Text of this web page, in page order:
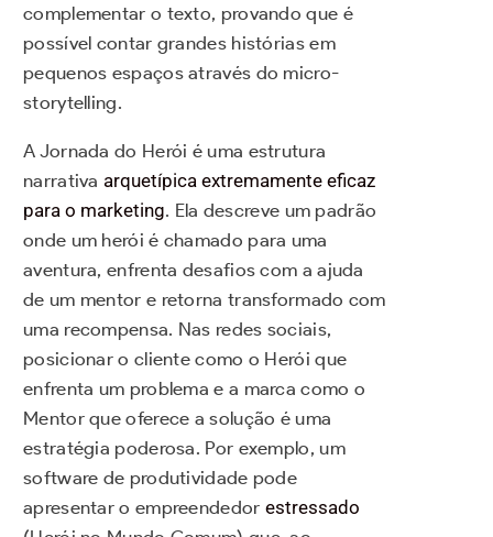
complementar o texto, provando que é
possível contar grandes histórias em
pequenos espaços através do micro-
storytelling.
A Jornada do Herói é uma estrutura
narrativa arquetípica extremamente eficaz
para o marketing. Ela descreve um padrão
onde um herói é chamado para uma
aventura, enfrenta desafios com a ajuda
de um mentor e retorna transformado com
uma recompensa. Nas redes sociais,
posicionar o cliente como o Herói que
enfrenta um problema e a marca como o
Mentor que oferece a solução é uma
estratégia poderosa. Por exemplo, um
software de produtividade pode
apresentar o empreendedor estressado